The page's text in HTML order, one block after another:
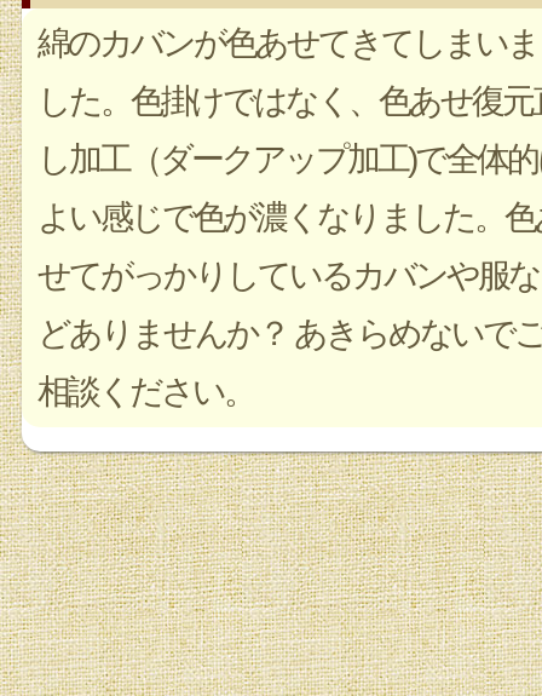
綿のカバンが色あせてきてしまいま
した。色掛けではなく、色あせ復元
し加工（ダークアップ加工)で全体
よい感じで色が濃くなりました。
せてがっかりしているカバンや服な
どありませんか？ あきらめないで
相談ください。